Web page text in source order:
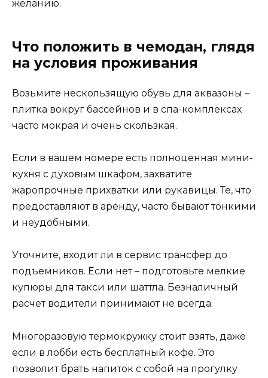
желанию.
Что положить в чемодан, глядя
на условия проживания
Возьмите нескользящую обувь для аквазоны –
плитка вокруг бассейнов и в спа-комплексах
часто мокрая и очень скользкая.
Если в вашем номере есть полноценная мини-
кухня с духовым шкафом, захватите
жаропрочные прихватки или рукавицы. Те, что
предоставляют в аренду, часто бывают тонкими
и неудобными.
Уточните, входит ли в сервис трансфер до
подъемников. Если нет – подготовьте мелкие
купюры для такси или шаттла. Безналичный
расчет водители принимают не всегда.
Многоразовую термокружку стоит взять, даже
если в лобби есть бесплатный кофе. Это
позволит брать напиток с собой на прогулку